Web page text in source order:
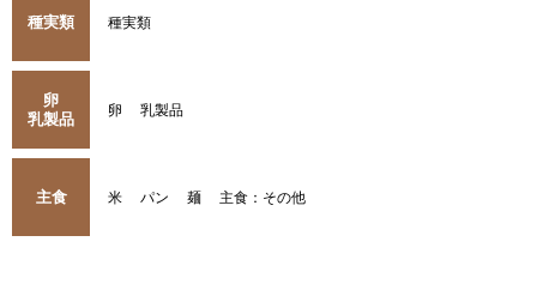
種実類 種実類
卵
乳製品
卵 乳製品
主食 米 パン 麺 主食：その他